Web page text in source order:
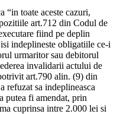
“in toate aceste cazuri,
art.712 din Codul de
fiind pe deplin
indeplineste obligatiile ce-i
urmaritor sau debitorul
invalidarii actului de
art.790 alin. (9) din
refuzat sa indeplineasca
putea fi amendat, prin
cuprinsa intre 2.000 lei si